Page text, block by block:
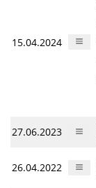
15.04.2024
27.06.2023
26.04.2022